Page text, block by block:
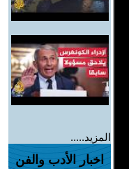
المزيد.....
اخبار الأدب والفن